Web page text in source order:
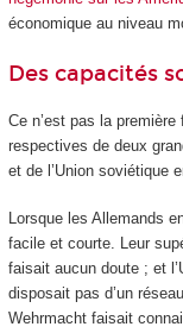
économique au niveau
Des capacités
Ce n’est pas la
respectives de deux
et de l’Union soviétique
Lorsque les Allemands
facile et courte. Leur
faisait aucun doute ; et
disposait pas d’un
Wehrmacht faisait